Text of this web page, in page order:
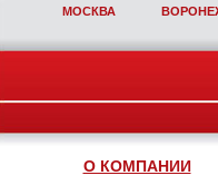
МОСКВА
О КОМПАНИИ